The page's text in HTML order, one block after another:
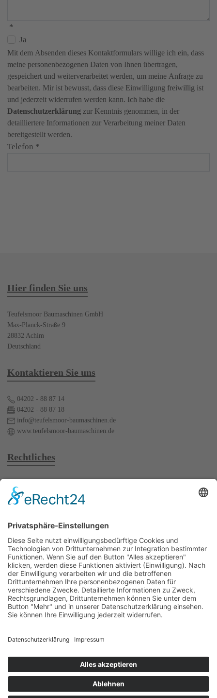
*
Ja
Mit dem Absenden dieses Kontaktformulars willige ich ein, dass
meine personenbezogenen Daten von Ihnen übertragen,
gespeichert und weiterverarbeitet werden, um meine Anfrage zu
bearbeiten. Mir ist bewusst, dass diese Einwilligung freiwillig ist
und jederzeit widerrufen werden kann. Ich habe die
Datenschutzerklärung zur Kenntnis genommen, in der
detailliertere Informationen zur Verarbeitung meiner Daten
bereitgestellt werden.
Telefon *
Hier finden Sie uns
Teufelsmoor Baumaschinen GmbH
Max-Planck-Straße 9
28832 Achim
Deutschland
Kontaktieren Sie uns
04202 - 88 87 14
04202 - 88 87 18
info@teufelsmoor-baumaschinen.de
www.teufelsmoor-baumaschinen.de
Rechtliches
Mietbedingungen
Impressum
Kontakt
Alle Rechte vorbehalten.
Webdesign für Handwerksbetriebe by HGD Media